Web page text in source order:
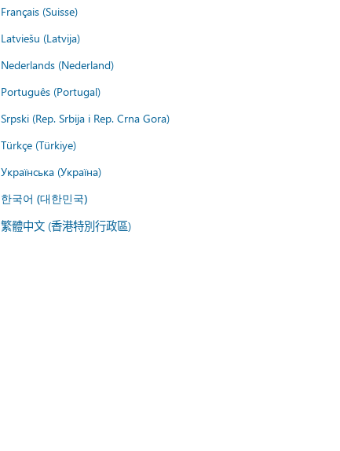
Français (Suisse)
Latviešu (Latvija)
Nederlands (Nederland)
Português (Portugal)
Srpski (Rep. Srbija i Rep. Crna Gora)
Türkçe (Türkiye)
Українська (Україна)
한국어 (대한민국)
繁體中文 (香港特別行政區)